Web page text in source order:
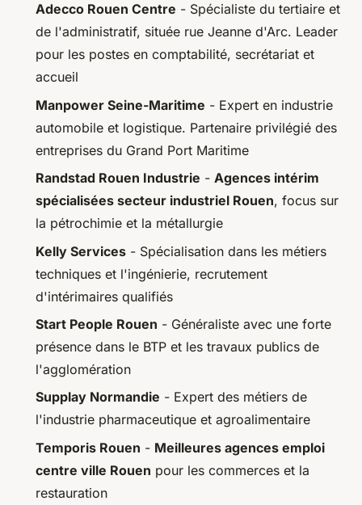
Adecco Rouen Centre - Spécialiste du tertiaire et
de l'administratif, située rue Jeanne d'Arc. Leader
pour les postes en comptabilité, secrétariat et
accueil
Manpower Seine-Maritime - Expert en industrie
automobile et logistique. Partenaire privilégié des
entreprises du Grand Port Maritime
Randstad Rouen Industrie - Agences intérim
spécialisées secteur industriel Rouen, focus sur
la pétrochimie et la métallurgie
Kelly Services - Spécialisation dans les métiers
techniques et l'ingénierie, recrutement
d'intérimaires qualifiés
Start People Rouen - Généraliste avec une forte
présence dans le BTP et les travaux publics de
l'agglomération
Supplay Normandie - Expert des métiers de
l'industrie pharmaceutique et agroalimentaire
Temporis Rouen - Meilleures agences emploi
centre ville Rouen pour les commerces et la
restauration